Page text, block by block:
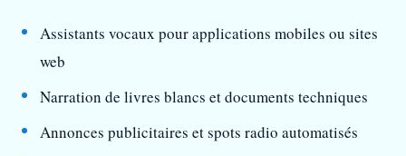
Assistants vocaux pour applications mobiles ou sites
web
Narration de livres blancs et documents techniques
Annonces publicitaires et spots radio automatisés